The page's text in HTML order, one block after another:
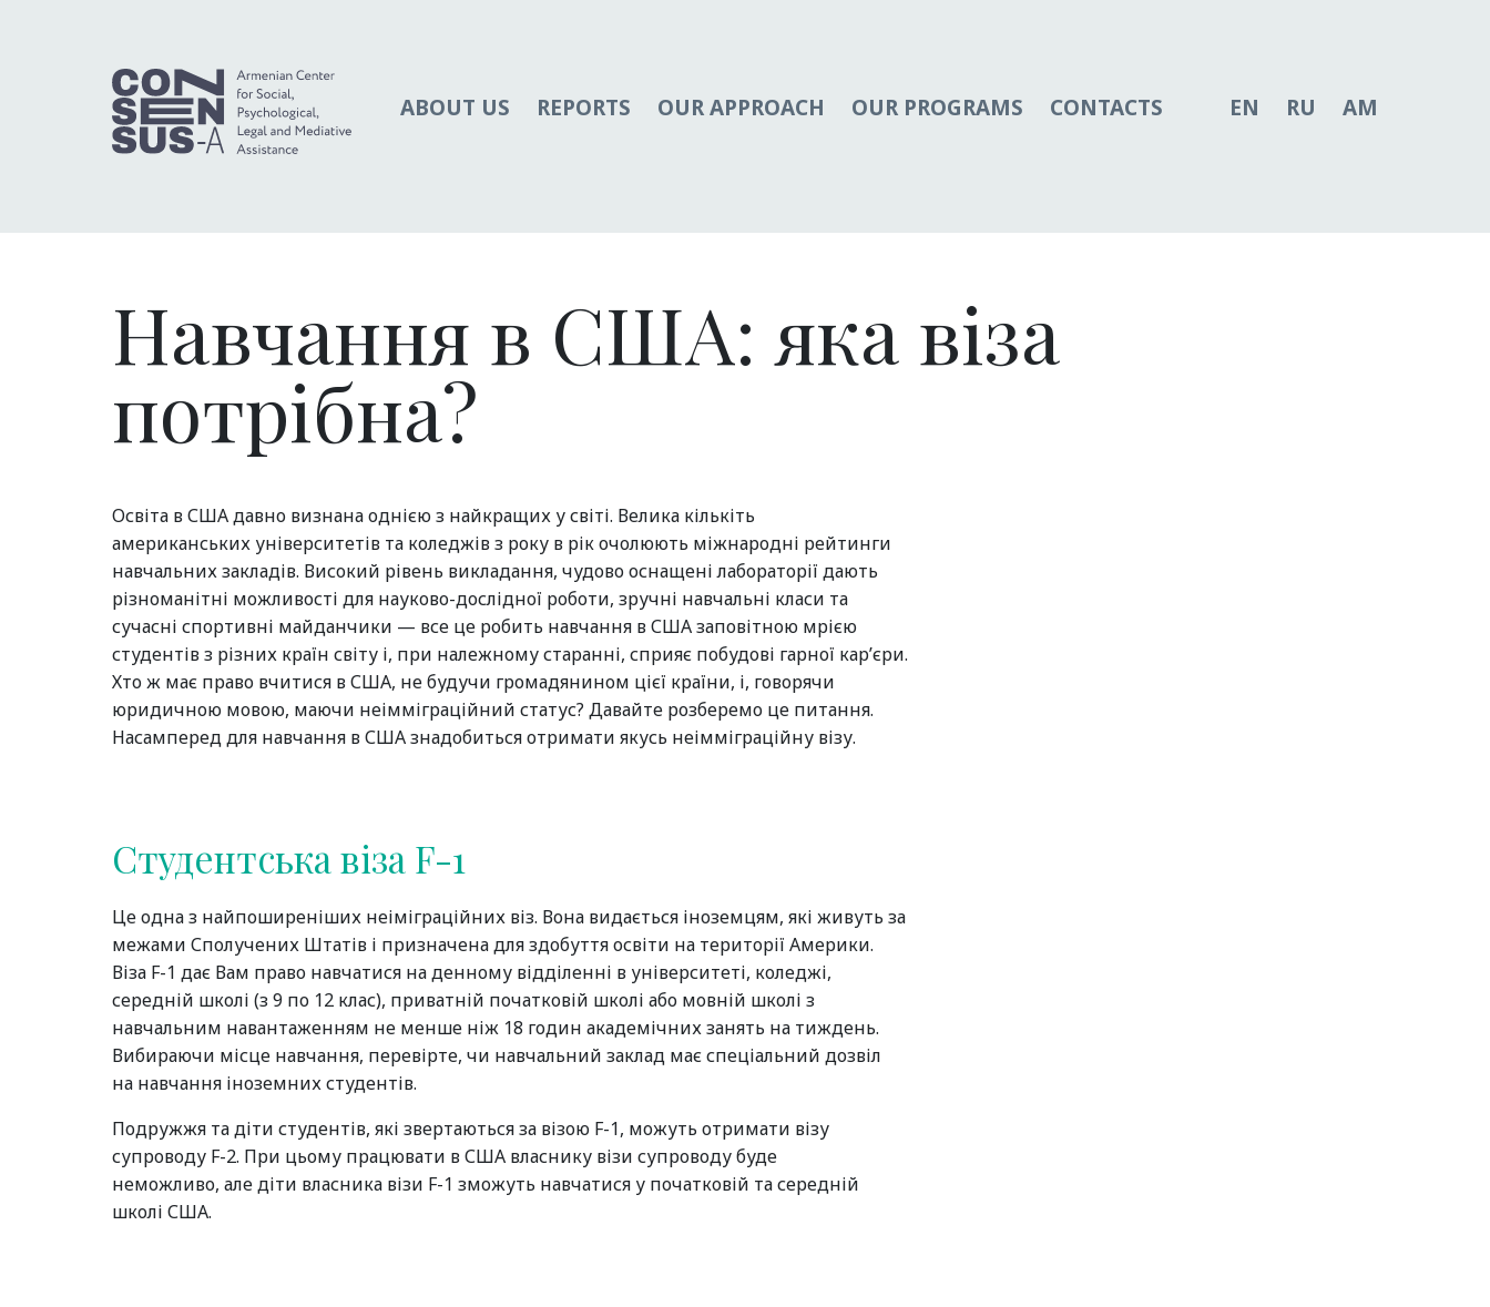
ABOUT US REPORTS OUR APPROACH OUR PROGRAMS CONTACTS EN RU AM
Навчання в США: яка віза
потрібна?
Освіта в США давно визнана однією з найкращих у світі. Велика кількіть
американських університетів та коледжів з року в рік очолюють міжнародні рейтинги
навчальних закладів. Високий рівень викладання, чудово оснащені лабораторії дають
різноманітні можливості для науково-дослідної роботи, зручні навчальні класи та
сучасні спортивні майданчики — все це робить навчання в США заповітною мрією
студентів з різних країн світу і, при належному старанні, сприяє побудові гарної кар’єри.
Хто ж має право вчитися в США, не будучи громадянином цієї країни, і, говорячи
юридичною мовою, маючи неімміграційний статус? Давайте розберемо це питання.
Насамперед для навчання в США знадобиться отримати якусь неімміграційну візу.
Студентська віза F-1
Це одна з найпоширеніших неіміграційних віз. Вона видається іноземцям, які живуть за
межами Сполучених Штатів і призначена для здобуття освіти на території Америки.
Віза F-1 дає Вам право навчатися на денному відділенні в університеті, коледжі,
середній школі (з 9 по 12 клас), приватній початковій школі або мовній школі з
навчальним навантаженням не менше ніж 18 годин академічних занять на тиждень.
Вибираючи місце навчання, перевірте, чи навчальний заклад має спеціальний дозвіл
на навчання іноземних студентів.
Подружжя та діти студентів, які звертаються за візою F-1, можуть отримати візу
супроводу F-2. При цьому працювати в США власнику візи супроводу буде
неможливо, але діти власника візи F-1 зможуть навчатися у початковій та середній
школі США.